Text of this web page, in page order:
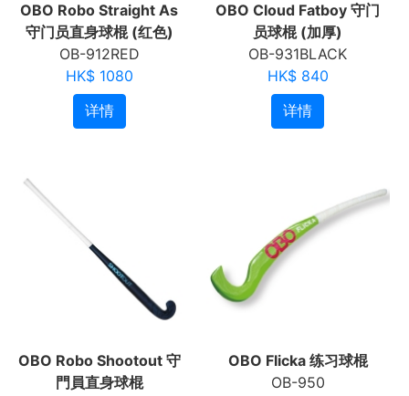
OBO Robo Straight As
守门员直身球棍 (红色)
OB-912RED
HK$ 1080
详情
OBO Cloud Fatboy 守门
员球棍 (加厚)
OB-931BLACK
HK$ 840
详情
OBO Robo Shootout 守
門員直身球棍
OBO Flicka 练习球棍
OB-950